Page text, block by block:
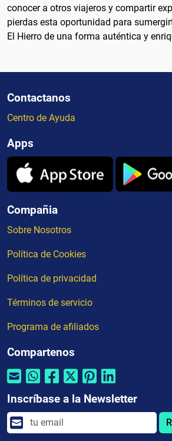
conocer a otros viajeros y compartir
pierdas esta oportunidad para
El Hierro de una forma auténtica y
Contactanos
Centro de Ayuda
Apps
Compañia
Sobre Nosotros
Política de Cookies
Política de privacidad
Términos de servicio
Programa de afiliados
Compartenos
Inscríbase a la Newsletter